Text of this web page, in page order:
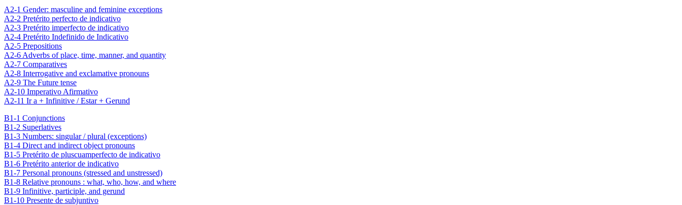
A2-1 Gender: masculine and feminine exceptions
A2-2 Pretérito perfecto de indicativo
A2-3 Pretérito imperfecto de indicativo
A2-4 Pretérito Indefinido de Indicativo
A2-5 Prepositions
A2-6 Adverbs of place, time, manner, and quantity
A2-7 Comparatives
A2-8 Interrogative and exclamative pronouns
A2-9 The Future tense
A2-10 Imperativo Afirmativo
A2-11 Ir a + Infinitive / Estar + Gerund
B1-1 Conjunctions
B1-2 Superlatives
B1-3 Numbers: singular / plural (exceptions)
B1-4 Direct and indirect object pronouns
B1-5 Pretérito de pluscuamperfecto de indicativo
B1-6 Pretérito anterior de indicativo
B1-7 Personal pronouns (stressed and unstressed)
B1-8 Relative pronouns : what, who, how, and where
B1-9 Infinitive, participle, and gerund
B1-10 Presente de subjuntivo